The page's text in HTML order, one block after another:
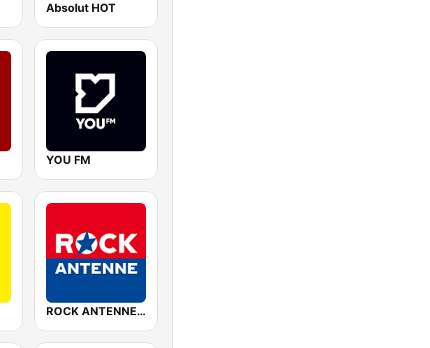
Absolut HOT
YOU FM
ROCK ANTENNE Deutschland